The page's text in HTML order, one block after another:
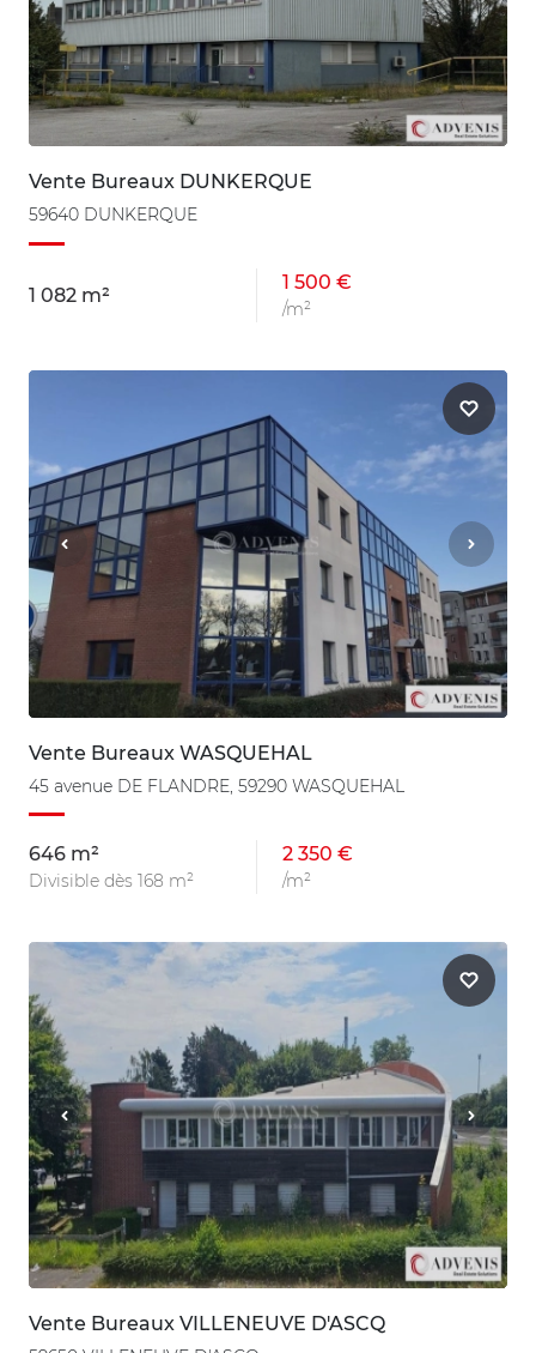
Vente Bureaux DUNKERQUE
59640 DUNKERQUE
1 082 m²
1 500 €
/m²
Vente Bureaux WASQUEHAL
45 avenue DE FLANDRE, 59290 WASQUEHAL
646 m²
Divisible dès 168 m²
2 350 €
/m²
Vente Bureaux VILLENEUVE D'ASCQ